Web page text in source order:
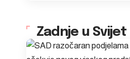
Zadnje u Svijet